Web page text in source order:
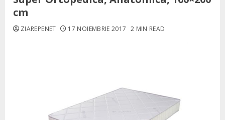
cm
ZIAREPENET 17 NOIEMBRIE 2017 2 MIN READ